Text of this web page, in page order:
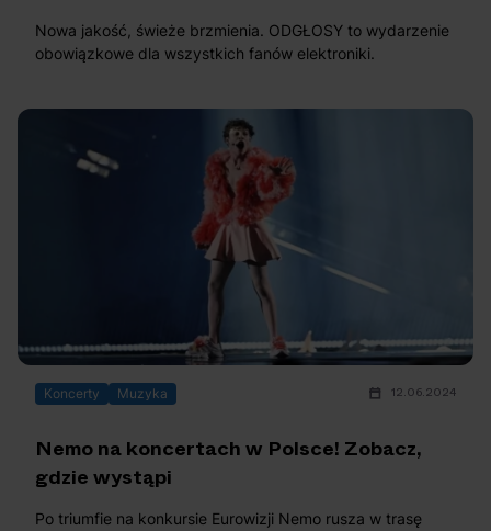
Bring Me The
Horizon. Lustrzane
kariery zespołów z
atrakcje na drugi
Nowa jakość, świeże brzmienia. ODGŁOSY to wydarzenie
obowiązkowe dla wszystkich fanów elektroniki.
Koncerty Muzyka 12.06.2024
Nemo na koncertach w Polsce! Zobacz,
gdzie wystąpi
Po triumfie na konkursie Eurowizji Nemo rusza w trasę